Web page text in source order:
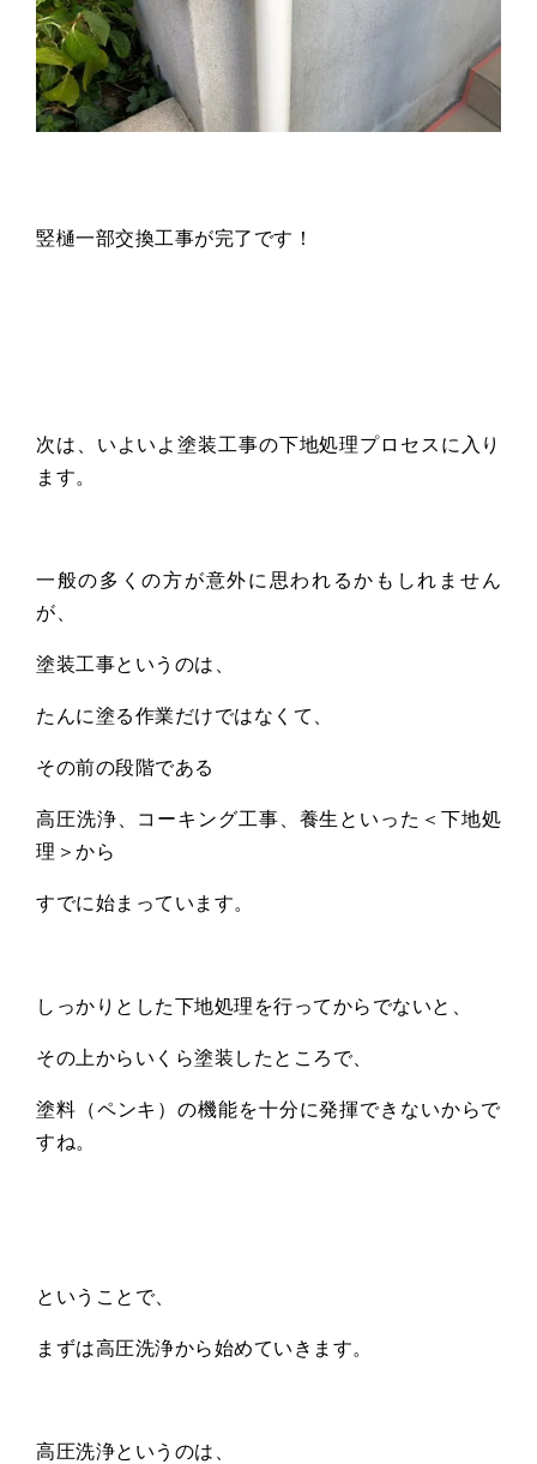
竪樋一部交換工事が完了です！
次は、いよいよ塗装工事の下地処理プロセスに入り
ます。
一般の多くの方が意外に思われるかもしれません
が、
塗装工事というのは、
たんに塗る作業だけではなくて、
その前の段階である
高圧洗浄、コーキング工事、養生といった＜下地処
理＞から
すでに始まっています。
しっかりとした下地処理を行ってからでないと、
その上からいくら塗装したところで、
塗料（ペンキ）の機能を十分に発揮できないからで
すね。
ということで、
まずは高圧洗浄から始めていきます。
高圧洗浄というのは、